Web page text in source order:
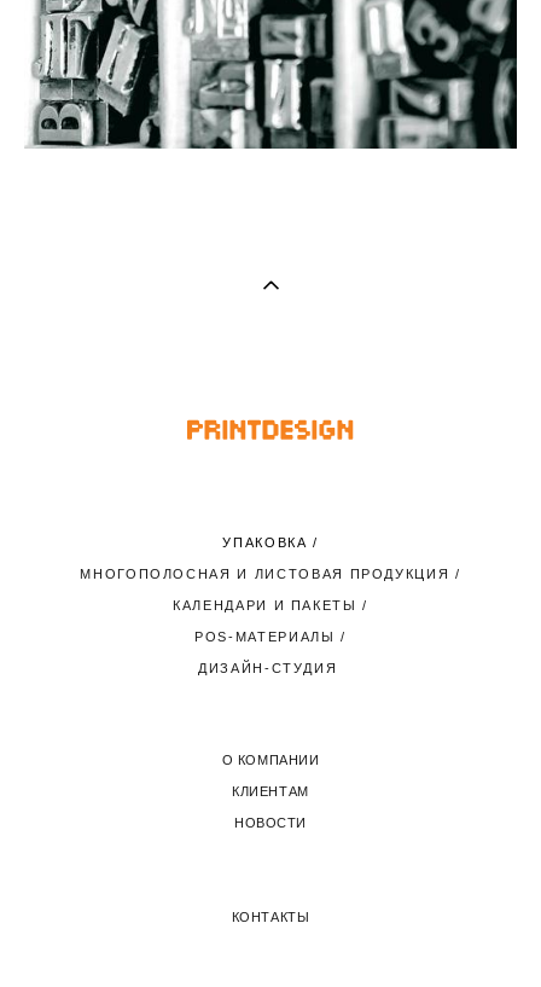
УПАКОВКА /
МНОГОПОЛОСНАЯ И ЛИСТОВАЯ ПРОДУКЦИЯ /
КАЛЕНДАРИ И ПАКЕТЫ /
POS-МАТЕРИАЛЫ /
ДИЗАЙН-СТУДИЯ
О КОМПАНИИ
КЛИЕНТАМ
НОВОСТИ
КОНТАКТЫ